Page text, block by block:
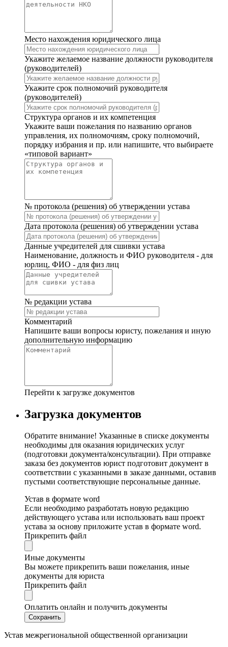
Место нахождения юридического лица
Укажите желаемое название должности руководителя
(руководителей)
Укажите срок полномочий руководителя
(руководителей)
Структура органов и их компетенция
Укажите ваши пожелания по названию органов
управления, их полномочиям, сроку полномочий,
порядку избрания и пр. или напишите, что выбираете
«типовой вариант»
№ протокола (решения) об утверждении устава
Дата протокола (решения) об утверждении устава
Данные учредителей для сшивки устава
Наименование, должность и ФИО руководителя - для
юрлиц, ФИО - для физ лиц
№ редакции устава
Комментарий
Напишите ваши вопросы юристу, пожелания и иную
дополнительную информацию
Перейти к загрузке документов
Загрузка документов
Обратите внимание! Указанные в списке документы
необходимы для оказания юридических услуг
(подготовки документа/консультации). При отправке
заказа без документов юрист подготовит документ в
соответствии с указанными в заказе данными, оставив
пустыми соответствующие персональные данные.
Устав в формате word
Если необходимо разработать новую редакцию
действующего устава или использовать ваш проект
устава за основу приложите устав в формате word.
Прикрепить файл
Иные документы
Вы можете прикрепить ваши пожелания, иные
документы для юриста
Прикрепить файл
Оплатить онлайн и получить документы
Устав межрегиональной общественной организации